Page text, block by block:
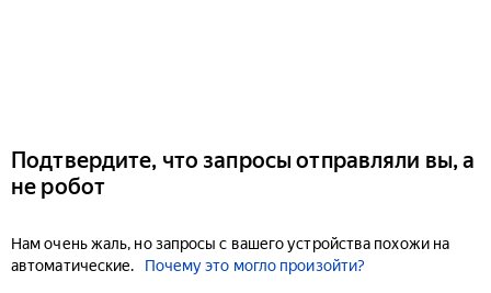
Подтвердите, что запросы отправляли вы, а
не робот
Нам очень жаль, но запросы с вашего устройства похожи на
автоматические.
Почему это могло произойти?